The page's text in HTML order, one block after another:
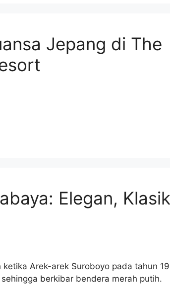
Jepang di The
Elegan,
Arek-arek Suroboyo pada tahun
berkibar bendera merah putih.